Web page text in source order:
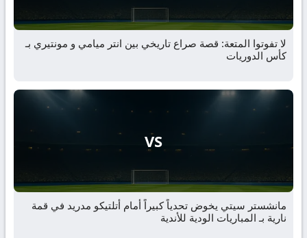
لا تفوتوا المتعة: قصة صراع تاريخي بين انتر ميامي و مونتيري بـ
كأس الدوريات
VS
مانشستر سيتي يخوض تحدياً كبيراً أمام أتلتيكو مدريد في قمة
نارية بـ المباريات الودية للأندية